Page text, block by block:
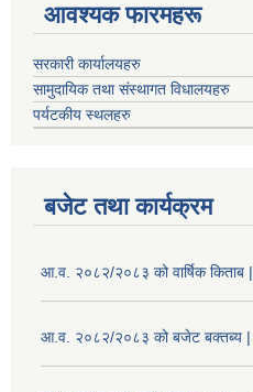
आवश्यक फारमहरू
सरकारी कार्यालयहरु
सामुदायिक तथा संस्थागत विधालयहरु
पर्यटकीय स्थलहरु
बजेट तथा कार्यक्रम
आ.व. २०८२/२०८३ को वार्षिक किताब |
आ.व. २०८२/२०८३ को बजेट बक्तब्य |